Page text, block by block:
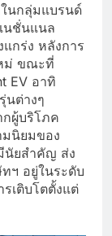
นกลุ่มแบรนด์
นชั่นแนล
แกร่ง หลังการ
ม่ ขณะที่
EV อาทิ
นต่างๆ
กผู้บริโภค
มนิยมของ
นัยสำคัญ ส่ง
ฯ อยู่ในระดับ
เติบโตตั้งแต่